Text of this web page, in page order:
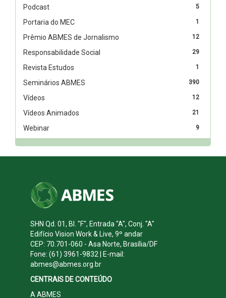
5
Podcast
1
Portaria do MEC
12
Prêmio ABMES de Jornalismo
29
Responsabilidade Social
1
Revista Estudos
390
Seminários ABMES
12
Vídeos
21
Vídeos Animados
9
Webinar
SHN Qd. 01, Bl. "F", Entrada "A", Conj. "A"
Edifício Vision Work & Live, 9º andar
CEP: 70.701-060 - Asa Norte, Brasília/DF
Fone: (61) 3961-9832 | E-mail:
abmes@abmes.org.br
CENTRAIS DE CONTEÚDO
A ABMES